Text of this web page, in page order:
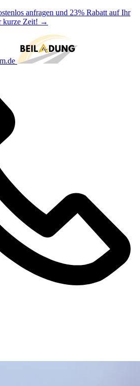
anfragen und 23% Rabatt auf Ihr
kurze Zeit! →